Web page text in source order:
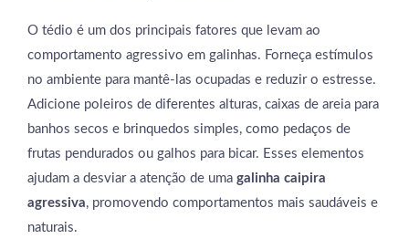
O tédio é um dos principais fatores que levam ao
comportamento agressivo em galinhas. Forneça estímulos
no ambiente para mantê-las ocupadas e reduzir o estresse.
Adicione poleiros de diferentes alturas, caixas de areia para
banhos secos e brinquedos simples, como pedaços de
frutas pendurados ou galhos para bicar. Esses elementos
ajudam a desviar a atenção de uma galinha caipira
agressiva, promovendo comportamentos mais saudáveis e
naturais.